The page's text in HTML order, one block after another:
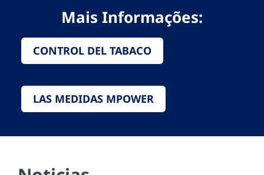
Mais Informações:
CONTROL DEL TABACO
LAS MEDIDAS MPOWER